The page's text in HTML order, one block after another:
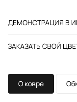
ДЕМОНСТРАЦИЯ В
ЗАКАЗАТЬ СВОЙ
О ковре